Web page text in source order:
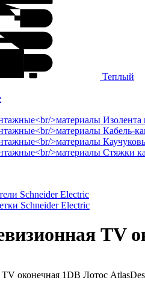
Теплый
Кабель-
Стяжки
Schneider Electric
Schneider Electric
TV